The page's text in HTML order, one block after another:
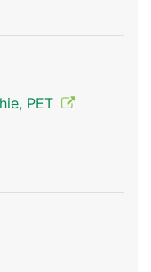
PET